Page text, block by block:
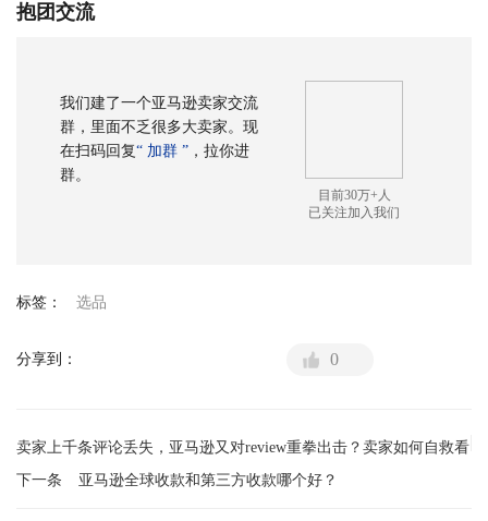
抱团交流
我们建了一个亚马逊卖家交流
群，里面不乏很多大卖家。现
在扫码回复“ 加群 ” ，拉你进
群。
目前30万+人
已关注加入我们
标签： 选品
分享到： 0
卖家上千条评论丢失，亚马逊又对review重拳出击？卖家如何自救看
这里！
上一条
亚马逊全球收款和第三方收款哪个好？
下一条